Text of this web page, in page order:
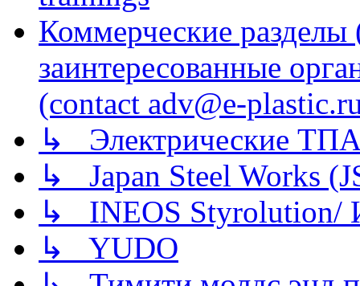
Коммерческие
заинтересованные
(contact adv@e-
↳ Электрические
↳ Japan Steel Works
↳ INEOS
↳ YUDO